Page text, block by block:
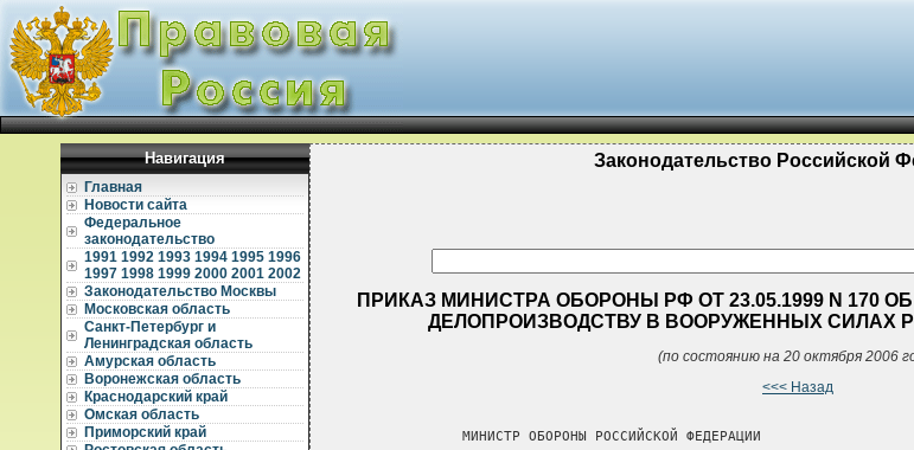
Навигация
Главная
Новости сайта
Федеральное
законодательство
1991 1992 1993 1994 1995 1996
1997 1998 1999 2000 2001 2002
Законодательство Москвы
Московская область
Санкт-Петербург и
Ленинградская область
Амурская область
Воронежская область
Краснодарский край
Омская область
Приморский край
Законодательство Российской
ПРИКАЗ МИНИСТРА ОБОРОНЫ РФ ОТ 23.05.1999 N 170
ДЕЛОПРОИЗВОДСТВУ В ВООРУЖЕННЫХ СИЛАХ
(по состоянию на 20 октября 2006
<<< Назад